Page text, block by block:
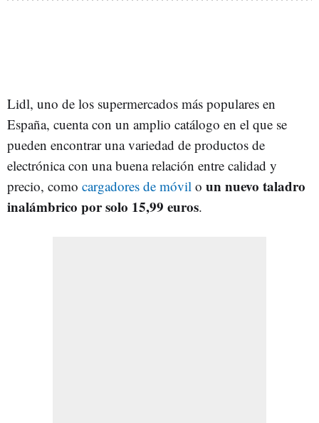
Lidl, uno de los supermercados más populares en
España, cuenta con un amplio catálogo en el que se
pueden encontrar una variedad de productos de
electrónica con una buena relación entre calidad y
precio, como cargadores de móvil o un nuevo taladro
inalámbrico por solo 15,99 euros.